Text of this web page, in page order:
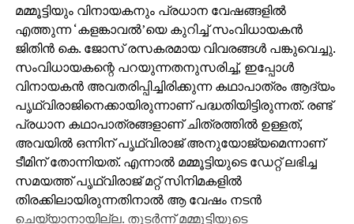
മമ്മൂട്ടിയും വിനായകനും പ്രധാന വേഷങ്ങളില്‍
എത്തുന്ന ‘കളങ്കാവല്‍’യെ കുറിച്ച് സംവിധായകന്‍
ജിതിന്‍ കെ. ജോസ് രസകരമായ വിവരങ്ങള്‍ പങ്കുവെച്ചു.
സംവിധായകന്റെ പറയുന്നതനുസരിച്ച്, ഇപ്പോള്‍
വിനായകന്‍ അവതരിപ്പിച്ചിരിക്കുന്ന കഥാപാത്രം ആദ്യം
പൃഥ്വിരാജിനെക്കായിരുന്നാണ് പദ്ധതിയിട്ടിരുന്നത്. രണ്ട്
പ്രധാന കഥാപാത്രങ്ങളാണ് ചിത്രത്തില്‍ ഉള്ളത്,
അവയില്‍ ഒന്നിന് പൃഥ്വിരാജ് അനുയോജ്യമെന്നാണ്
ടീമിന് തോന്നിയത്. എന്നാല്‍ മമ്മൂട്ടിയുടെ ഡേറ്റ് ലഭിച്ച
സമയത്ത് പൃഥ്വിരാജ് മറ്റ് സിനിമകളില്‍
തിരക്കിലായിരുന്നതിനാല്‍ ആ വേഷം നടന്‍
ചെയ്യാനായില്ല. തുടര്‍ന്ന് മമ്മൂട്ടിയുടെ